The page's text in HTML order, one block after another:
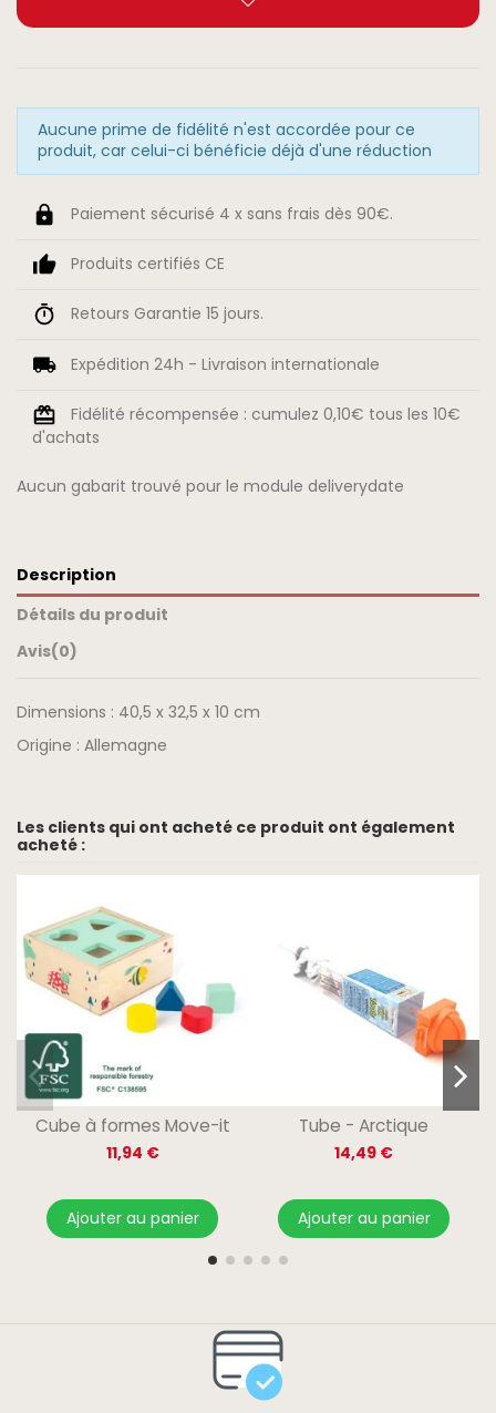
Aucune prime de fidélité n'est accordée pour ce
produit, car celui-ci bénéficie déjà d'une réduction
Paiement sécurisé 4 x sans frais dès 90€.
Produits certifiés CE
Retours Garantie 15 jours.
Expédition 24h - Livraison internationale
Fidélité récompensée : cumulez 0,10€ tous les 10€
d'achats
Aucun gabarit trouvé pour le module deliverydate
Description
Détails du produit
Avis(0)
Dimensions : 40,5 x 32,5 x 10 cm
Origine : Allemagne
Les clients qui ont acheté ce produit ont également
acheté :
Cube à formes Move-it
11,94 €
Ajouter au panier
Tube - Arctique
14,49 €
Ajouter au panier